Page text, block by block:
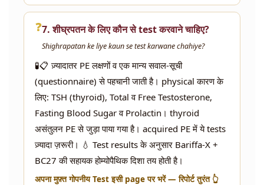
❓7. शीघ्रपतन के लिए कौन से test करवाने चाहिए?
Shighrapatan ke liye kaun se test karwane chahiye?
🧪📋 ज़्यादातर PE लक्षणों व एक मान्य सवाल-सूची
(questionnaire) से पहचानी जाती है। physical कारण के
लिए: TSH (thyroid), Total व Free Testosterone,
Fasting Blood Sugar व Prolactin। thyroid
असंतुलन PE से जुड़ा पाया गया है। acquired PE में ये tests
ज़्यादा ज़रूरी। 💧 Test results के अनुसार Bariffa-X +
BC27 की सहायक होम्योपैथिक दिशा तय होती है।
अपना मुफ़्त गोपनीय Test इसी page पर भरें — रिपोर्ट तुरंत 👆